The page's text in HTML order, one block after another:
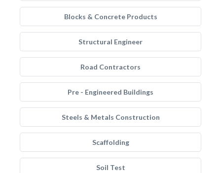
Blocks & Concrete Products
Structural Engineer
Road Contractors
Pre - Engineered Buildings
Steels & Metals Construction
Scaffolding
Soil Test